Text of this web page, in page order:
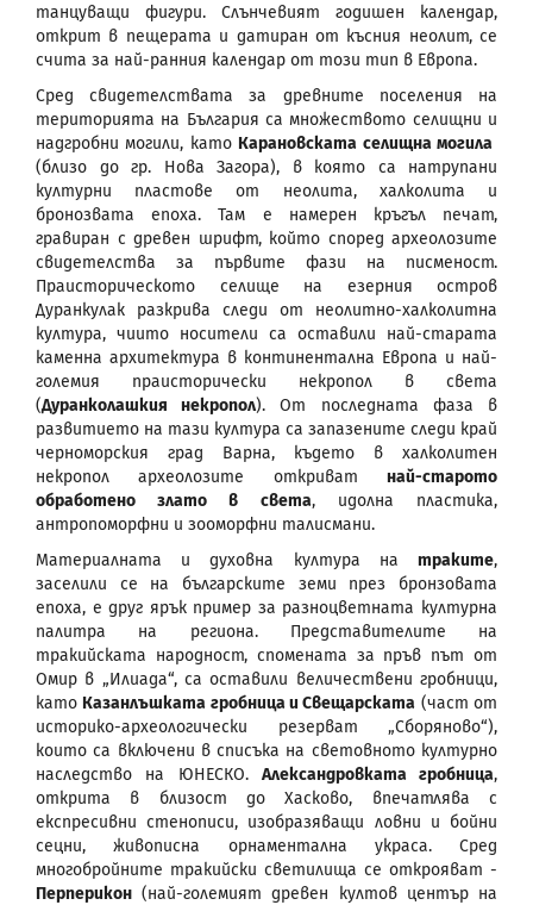
танцуващи фигури. Слънчевият годишен календар,
открит в пещерата и датиран от късния неолит, се
счита за най-ранния календар от този тип в Европа.
Сред свидетелствата за древните поселения на
територията на България са множеството селищни и
надгробни могили, като Карановската селищна могила
(близо до гр. Нова Загора), в която са натрупани
културни пластове от неолита, халколита и
бронозвата епоха. Там е намерен кръгъл печат,
гравиран с древен шрифт, който според археолозите
свидетелства за първите фази на писменост.
Праисторическото селище на езерния остров
Дуранкулак разкрива следи от неолитно-халколитна
култура, чиито носители са оставили най-старата
каменна архитектура в континентална Европа и най-
големия праисторически некропол в света
(Дуранколашкия некропол). От последната фаза в
развитието на тази култура са запазените следи край
черноморския град Варна, където в халколитен
некропол археолозите откриват най-старото
обработено злато в света, идолна пластика,
антропоморфни и зооморфни талисмани.
Материалната и духовна култура на траките,
заселили се на българските земи през бронзовата
епоха, е друг ярък пример за разноцветната културна
палитра на региона. Представителите на
тракийската народност, спомената за пръв път от
Омир в „Илиада“, са оставили величествени гробници,
като Казанлъшката гробница и Свещарската (част от
историко-археологически резерват „Сборяново“),
които са включени в списъка на световното културно
наследство на ЮНЕСКО. Александровката гробница,
открита в близост до Хасково, впечатлява с
експресивни стенописи, изобразяващи ловни и бойни
сецни, живописна орнаментална украса. Сред
многобройните тракийски светилища се открояват -
Перперикон (най-големият древен култов център на